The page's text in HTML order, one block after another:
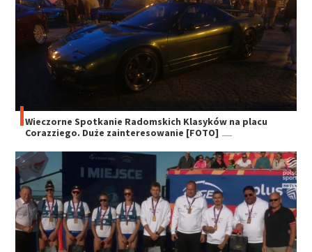
Wieczorne Spotkanie Radomskich Klasyków na placu
Corazziego. Duże zainteresowanie [FOTO]